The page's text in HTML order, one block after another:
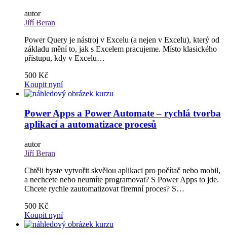
autor
Jiří Beran
Power Query je nástroj v Excelu (a nejen v Excelu), který od
základu mění to, jak s Excelem pracujeme. Místo klasického
přístupu, kdy v Excelu…
500 Kč
Koupit nyní
Power Apps a Power Automate – rychlá tvorba
aplikací a automatizace procesů
autor
Jiří Beran
Chtěli byste vytvořit skvělou aplikaci pro počítač nebo mobil,
a nechcete nebo neumíte programovat? S Power Apps to jde.
Chcete rychle zautomatizovat firemní proces? S…
500 Kč
Koupit nyní